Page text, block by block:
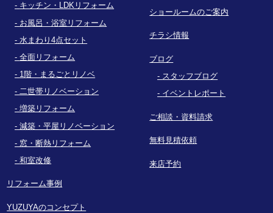
キッチン・LDKリフォーム
お風呂・浴室リフォーム
水まわり4点セット
全面リフォーム
1階・まるごとリノベ
二世帯リノベーション
増築リフォーム
減築・平屋リノベーション
窓・断熱リフォーム
和室改修
リフォーム事例
YUZUYAのコンセプト
ショールームのご案内
チラシ情報
ブログ
スタッフブログ
イベントレポート
ご相談・資料請求
無料見積依頼
来店予約